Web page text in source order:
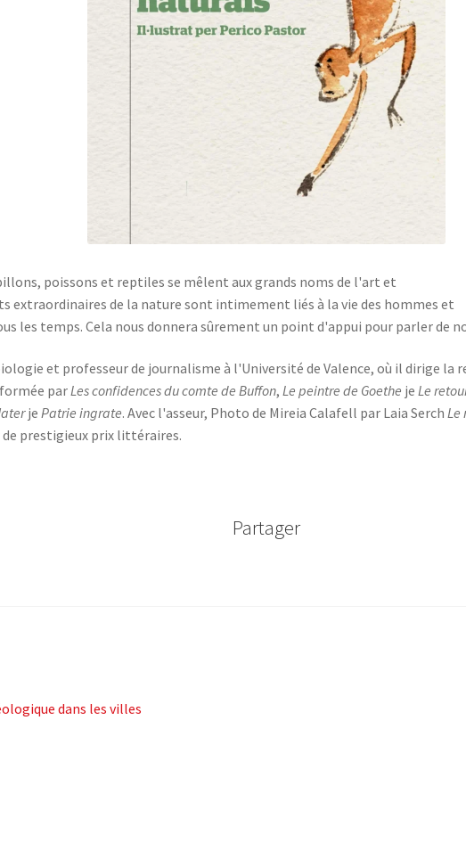
poissons et reptiles se mêlent aux grands noms de l'art et
extraordinaires de la nature sont intimement liés à la vie des hommes et
les temps. Cela nous donnera sûrement un point d'appui pour parler de
et professeur de journalisme à l'Université de Valence, où il dirige la
parLes confidences du comte de Buffon,Le peintre de Goethe jeLe
jePatrie ingrate. Avec l'asseur, Photo de Mireia Calafell par Laia SerchLe
prestigieux prix littéraires.
Partager
dans les villes